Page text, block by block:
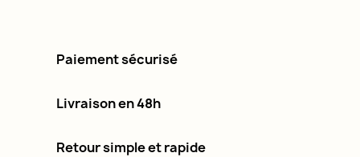
Paiement sécurisé
Livraison en 48h
Retour simple et rapide